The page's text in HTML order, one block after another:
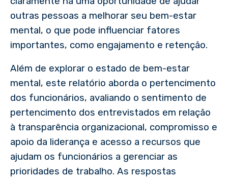
outras pessoas a melhorar seu bem-estar
mental, o que pode influenciar fatores
importantes, como engajamento e retenção.
Além de explorar o estado de bem-estar
mental, este relatório aborda o pertencimento
dos funcionários, avaliando o sentimento de
pertencimento dos entrevistados em relação
à transparência organizacional, compromisso e
apoio da liderança e acesso a recursos que
ajudam os funcionários a gerenciar as
prioridades de trabalho. As respostas